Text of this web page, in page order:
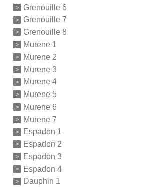
Grenouille 6
Grenouille 7
Grenouille 8
Murene 1
Murene 2
Murene 3
Murene 4
Murene 5
Murene 6
Murene 7
Espadon 1
Espadon 2
Espadon 3
Espadon 4
Dauphin 1